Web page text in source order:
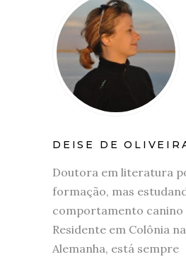
DEISE DE
Doutora em literatura
formação, mas
comportamento canino
Residente em Colônia na
Alemanha, está sempre